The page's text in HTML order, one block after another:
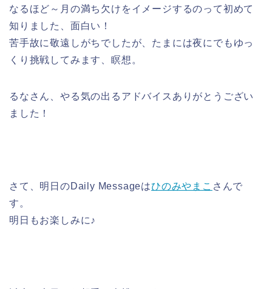
なるほど～月の満ち欠けをイメージするのって初めて
知りました、面白い！
苦手故に敬遠しがちでしたが、たまには夜にでもゆっ
くり挑戦してみます、瞑想。
るなさん、やる気の出るアドバイスありがとうござい
ました！
さて、明日のDaily Messageはひのみやまこ さんで
す。
明日もお楽しみに♪